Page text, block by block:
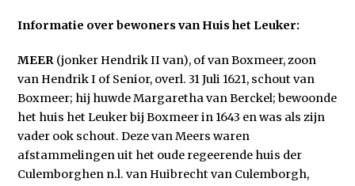
Informatie over bewoners van Huis het Leuker:
MEER (jonker Hendrik II van), of van Boxmeer, zoon
van Hendrik I of Senior, overl. 31 Juli 1621, schout van
Boxmeer; hij huwde Margaretha van Berckel; bewoonde
het huis het Leuker bij Boxmeer in 1643 en was als zijn
vader ook schout. Deze van Meers waren
afstammelingen uit het oude regeerende huis der
Culemborghen n.l. van Huibrecht van Culemborgh,